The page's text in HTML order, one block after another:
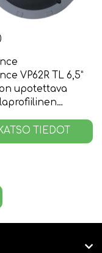
VP62R TL 6,5”
upotettava
TIEDOT